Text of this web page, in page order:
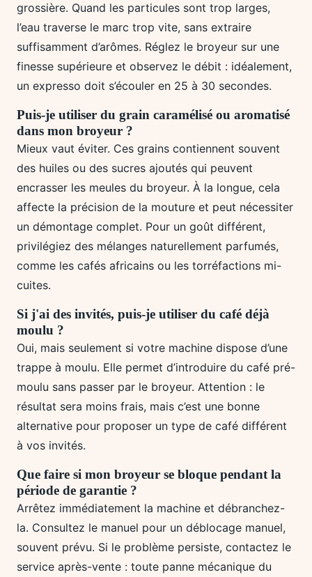
grossière. Quand les particules sont trop larges,
l’eau traverse le marc trop vite, sans extraire
suffisamment d’arômes. Réglez le broyeur sur une
finesse supérieure et observez le débit : idéalement,
un expresso doit s’écouler en 25 à 30 secondes.
Puis-je utiliser du grain caramélisé ou aromatisé
dans mon broyeur ?
Mieux vaut éviter. Ces grains contiennent souvent
des huiles ou des sucres ajoutés qui peuvent
encrasser les meules du broyeur. À la longue, cela
affecte la précision de la mouture et peut nécessiter
un démontage complet. Pour un goût différent,
privilégiez des mélanges naturellement parfumés,
comme les cafés africains ou les torréfactions mi-
cuites.
Si j'ai des invités, puis-je utiliser du café déjà
moulu ?
Oui, mais seulement si votre machine dispose d’une
trappe à moulu. Elle permet d’introduire du café pré-
moulu sans passer par le broyeur. Attention : le
résultat sera moins frais, mais c’est une bonne
alternative pour proposer un type de café différent
à vos invités.
Que faire si mon broyeur se bloque pendant la
période de garantie ?
Arrêtez immédiatement la machine et débranchez-
la. Consultez le manuel pour un déblocage manuel,
souvent prévu. Si le problème persiste, contactez le
service après-vente : toute panne mécanique du